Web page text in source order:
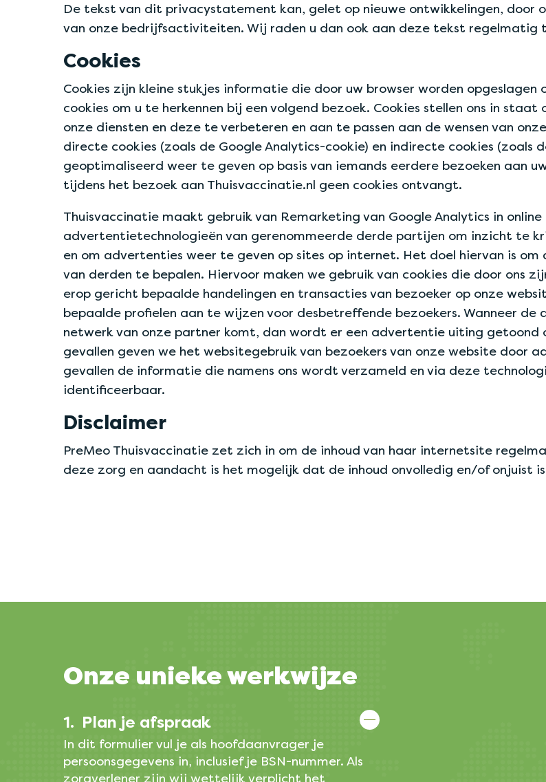
De tekst van dit privacystatement kan, gelet op nieuwe ontwikkelingen, door
van onze bedrijfsactiviteiten. Wij raden u dan ook aan deze tekst regelmatig
Cookies
Cookies zijn kleine stukjes informatie die door uw browser worden
cookies om u te herkennen bij een volgend bezoek. Cookies stellen ons in
onze diensten en deze te verbeteren en aan te passen aan de wensen van
directe cookies (zoals de Google Analytics-cookie) en indirecte cookies (zoals
geoptimaliseerd weer te geven op basis van iemands eerdere bezoeken aan
tijdens het bezoek aan Thuisvaccinatie.nl geen cookies ontvangt.
Thuisvaccinatie maakt gebruik van Remarketing van Google Analytics in
advertentietechnologieën van gerenommeerde derde partijen om inzicht te
en om advertenties weer te geven op sites op internet. Het doel hiervan is
van derden te bepalen. Hiervoor maken we gebruik van cookies die door ons
erop gericht bepaalde handelingen en transacties van bezoeker op onze
bepaalde profielen aan te wijzen voor desbetreffende bezoekers. Wanneer
netwerk van onze partner komt, dan wordt er een advertentie uiting getoond
gevallen geven we het websitegebruik van bezoekers van onze website door
gevallen de informatie die namens ons wordt verzameld en via deze
identificeerbaar.
Disclaimer
PreMeo Thuisvaccinatie zet zich in om de inhoud van haar internetsite
deze zorg en aandacht is het mogelijk dat de inhoud onvolledig en/of onjuist
Onze uniekewerkwijze
1. Plan je afspraak
In dit formulier vul je als hoofdaanvrager je
persoonsgegevens in, inclusief je BSN-nummer. Als
zorgverlener zijn wij wettelijk verplicht het